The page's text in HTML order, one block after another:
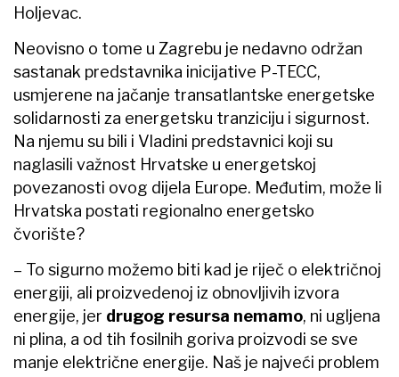
Holjevac.
Neovisno o tome u Zagrebu je nedavno održan
sastanak predstavnika inicijative P-TECC,
usmjerene na jačanje transatlantske energetske
solidarnosti za energetsku tranziciju i sigurnost.
Na njemu su bili i Vladini predstavnici koji su
naglasili važnost Hrvatske u energetskoj
povezanosti ovog dijela Europe. Međutim, može li
Hrvatska postati regionalno energetsko
čvorište?
– To sigurno možemo biti kad je riječ o električnoj
energiji, ali proizvedenoj iz obnovljivih izvora
energije, jer drugog resursa nemamo, ni ugljena
ni plina, a od tih fosilnih goriva proizvodi se sve
manje električne energije. Naš je najveći problem